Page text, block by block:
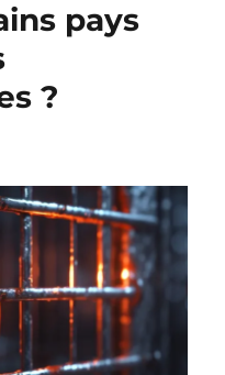
pays
?